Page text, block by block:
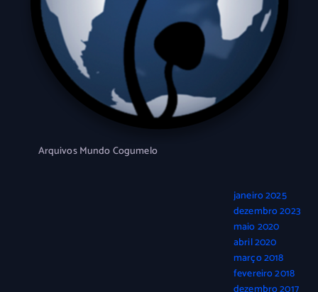
Arquivos Mundo Cogumelo
janeiro 2025
dezembro 2023
maio 2020
abril 2020
março 2018
fevereiro 2018